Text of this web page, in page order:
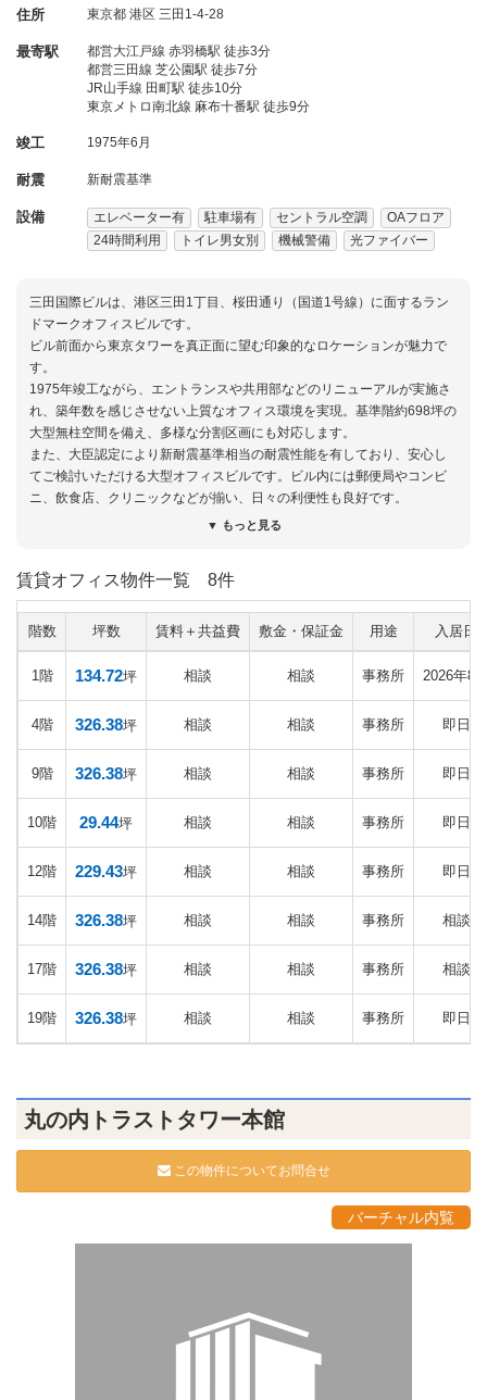
住所 東京都 港区 三田1-4-28
最寄駅
都営大江戸線 赤羽橋駅 徒歩3分
都営三田線 芝公園駅 徒歩7分
JR山手線 田町駅 徒歩10分
東京メトロ南北線 麻布十番駅 徒歩9分
竣工 1975年6月
耐震 新耐震基準
設備 エレベーター有 駐車場有 セントラル空調
OAフロア
24時間利用
トイレ男女別 機械警備 光ファイバー
三田国際ビルは、港区三田1丁目、桜田通り（国道1号線）に面するラン
ドマークオフィスビルです。
ビル前面から東京タワーを真正面に望む印象的なロケーションが魅力で
す。
1975年竣工ながら、エントランスや共用部などのリニューアルが実施さ
れ、築年数を感じさせない上質なオフィス環境を実現。基準階約698坪の
大型無柱空間を備え、多様な分割区画にも対応します。
また、大臣認定により新耐震基準相当の耐震性能を有しており、安心し
てご検討いただける大型オフィスビルです。ビル内には郵便局やコンビ
ニ、飲食店、クリニックなどが揃い、日々の利便性も良好です。
港区の大型・高層オフィスビルの中では比較的賃料設定も魅力的で、ビ
■仲介実績有り
ビルグレードの向上をご希望のお客様をご成約した実績があります。ご
ハイグレードオフィスをご希望されるには限られた条件でした。広範囲
にわたり物件を比較検討した結果、立地やビルグレード、リニューアル
き、本物件をお選びいただきました。
記事更新日：2026年7月23日
▼ もっと見る
賃貸オフィス物件一覧 8件
階数 坪数 賃料＋共益費 敷金・保証金 用途 入居日
1階 134.72坪 相談 相談 事務所 2026年8
4階 326.38坪 相談 相談 事務所 即日
9階 326.38坪 相談 相談 事務所 即日
10階 29.44坪 相談 相談 事務所 即日
12階 229.43坪 相談 相談 事務所 即日
14階 326.38坪 相談 相談 事務所 相談
17階 326.38坪 相談 相談 事務所 相談
19階 326.38坪 相談 相談 事務所 即日
丸の内トラストタワー本館
この物件についてお問合せ
バーチャル内覧